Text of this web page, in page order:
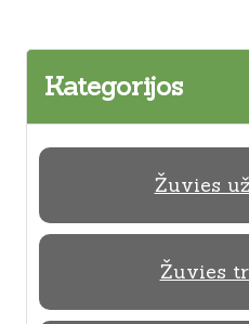
Kategorijos
Žuvies
Žuvies